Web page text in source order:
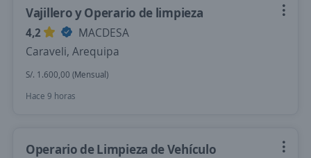
Vajillero y Operario de limpieza
4,2
MACDESA
Caraveli, Arequipa
S/. 1.600,00 (Mensual)
Hace 9 horas
Operario de Limpieza de Vehículo